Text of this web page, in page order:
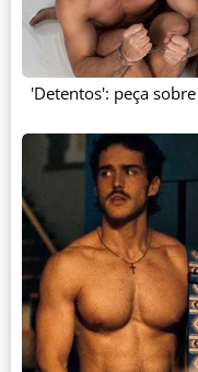
'Detentos': peça